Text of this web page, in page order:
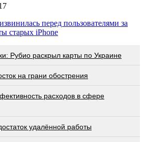
перед пользователями за
старых iPhone
Рубио раскрыл карты по Украине
на грани обострения
расходов в сфере
удалённой работы